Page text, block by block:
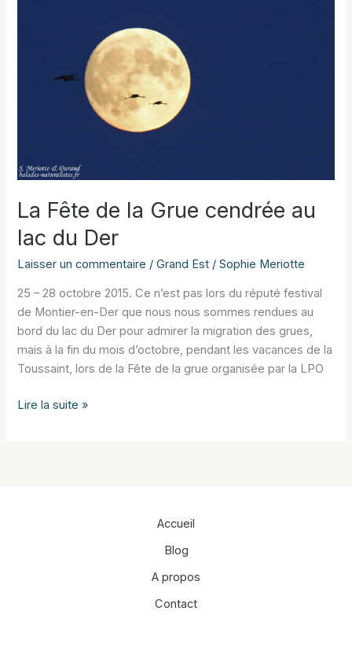
La Fête de la Grue cendrée au
lac du Der
Laisser un commentaire /Grand Est /Sophie Meriotte
25 – 28 octobre 2015. Ce n’est pas lors du réputé festival
de Montier-en-Der que nous nous sommes rendues au
bord du lac du Der pour admirer la migration des grues,
mais à la fin du mois d’octobre, pendant les vacances de la
Toussaint, lors de la Fête de la grue organisée par la LPO
La
Lire la suite »
Accueil
Blog
A propos
Contact